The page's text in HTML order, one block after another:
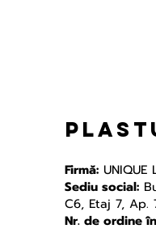
Firmă: UNIQUE
Sediu social:
C6, Etaj 7, Ap.
Nr. de ordine